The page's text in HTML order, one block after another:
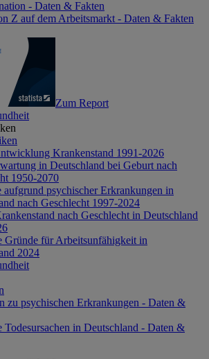
- Daten & Fakten
Z auf dem Arbeitsmarkt - Daten & Fakten
Zum Report
Krankenstand 1991-2026
in Deutschland bei Geburt nach
1950-2070
aufgrund psychischer Erkrankungen in
nach Geschlecht 1997-2024
nach Geschlecht in Deutschland
Gründe für Arbeitsunfähigkeit in
2024
zu psychischen Erkrankungen - Daten &
Todesursachen in Deutschland - Daten &